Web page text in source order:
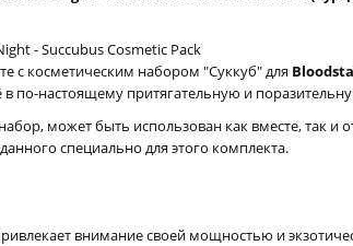
- Succubus Cosmetic Pack
с косметическим набором "Суккуб" для
по-настоящему притягательную и
может быть использован как вместе, так и
специально для этого комплекта.
внимание своей мощностью и